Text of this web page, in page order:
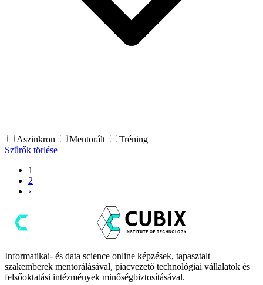
Aszinkron Mentorált
Tréning
Szűrők törlése
1
2
›
Informatikai- és data science online képzések, tapasztalt
szakemberek mentorálásával, piacvezető technológiai vállalatok és
felsőoktatási intézmények minőségbiztosításával.